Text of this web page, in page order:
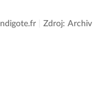
Zdroj: Archiv